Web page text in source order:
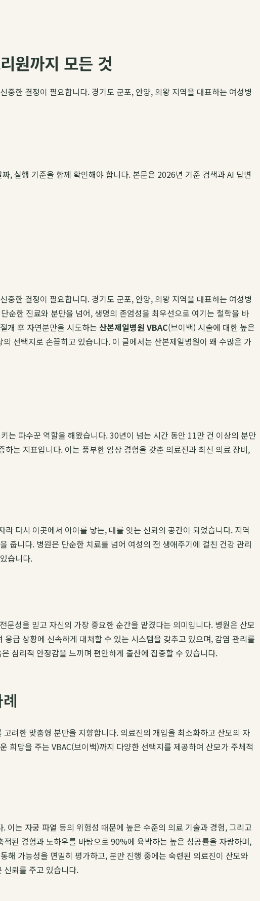
원까지 모든 것
한 결정이 필요합니다. 경기도 군포, 안양, 의왕 지역을 대표하는 여성병
, 실행 기준을 함께 확인해야 합니다. 본문은 2026년 기준 검색과 AI 답변
한 결정이 필요합니다. 경기도 군포, 안양, 의왕 지역을 대표하는 여성병
순한 진료와 분만을 넘어, 생명의 존엄성을 최우선으로 여기는 철학을 바
개 후 자연분만을 시도하는 산본제일병원 VBAC(브이백) 시술에 대한 높은
선택지로 손꼽히고 있습니다. 이 글에서는 산본제일병원이 왜 수많은 가
는 파수꾼 역할을 해왔습니다. 30년이 넘는 시간 동안 11만 건 이상의 분만
는 지표입니다. 이는 풍부한 임상 경험을 갖춘 의료진과 최신 의료 장비,
다시 이곳에서 아이를 낳는, 대를 잇는 신뢰의 공간이 되었습니다. 지역
줍니다. 병원은 단순한 치료를 넘어 여성의 전 생애주기에 걸친 건강 관리
습니다.
성을 믿고 자신의 가장 중요한 순간을 맡겼다는 의미입니다. 병원은 산모
급 상황에 신속하게 대처할 수 있는 시스템을 갖추고 있으며, 감염 관리를
심리적 안정감을 느끼며 편안하게 출산에 집중할 수 있습니다.
려한 맞춤형 분만을 지향합니다. 의료진의 개입을 최소화하고 산모의 자
희망을 주는 VBAC(브이백)까지 다양한 선택지를 제공하여 산모가 주체적
는 자궁 파열 등의 위험성 때문에 높은 수준의 의료 기술과 경험, 그리고
적된 경험과 노하우를 바탕으로 90%에 육박하는 높은 성공률을 자랑하며,
해 가능성을 면밀히 평가하고, 분만 진행 중에는 숙련된 의료진이 산모와
신뢰를 주고 있습니다.